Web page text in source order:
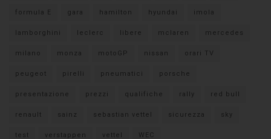
formula E gara hamilton hyundai imola
lamborghini leclerc libere mclaren mercedes
milano monza motoGP nissan orari TV
peugeot pirelli pneumatici porsche
presentazione prezzi qualifiche rally red bull
renault sainz sebastian vettel sicurezza sky
test verstappen vettel WEC